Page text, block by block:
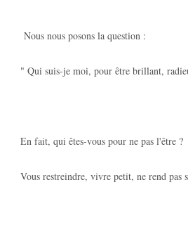
Nous nous posons la question :
" Qui suis-je moi, pour être brillant,
En fait, qui êtes-vous pour ne pas l'être ?
Vous restreindre, vivre petit, ne rend pas